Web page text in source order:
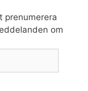
prenumerera
om